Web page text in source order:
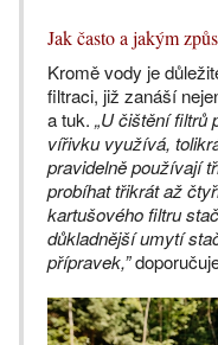
Jak často a jakým
Kromě vody je
filtraci, již zanáší
a tuk. „U čištění filtrů
vířivku využívá,
pravidelně používají
probíhat třikrát až
kartušového filtru
důkladnější umytí
přípravek,”